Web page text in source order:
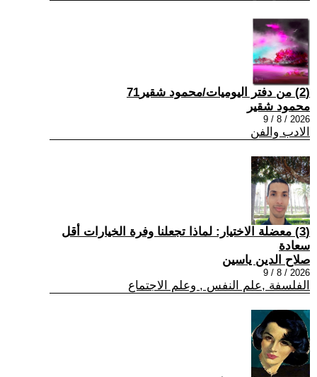
(2) من دفتر اليوميات/محمود شقير71
محمود شقير
2026 / 8 / 9
الادب والفن
(3) معضلة الاختيار: لماذا تجعلنا وفرة الخيارات أقل
سعادة
صلاح الدين ياسين
2026 / 8 / 9
الفلسفة ,علم النفس , وعلم الاجتماع